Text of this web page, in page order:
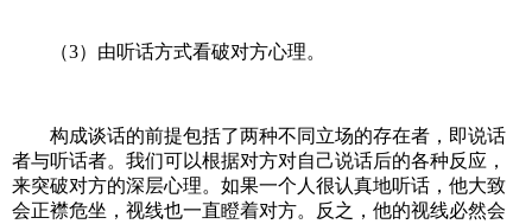
（3）由听话方式看破对方心理。
构成谈话的前提包括了两种不同立场的存在者，即说话
者与听话者。我们可以根据对方对自己说话后的各种反应，
来突破对方的深层心理。如果一个人很认真地听话，他大致
会正襟危坐，视线也一直瞪着对方。反之，他的视线必然会